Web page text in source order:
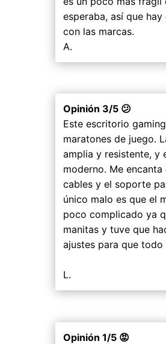
esperaba, así que
con las marcas.
A.
Opinión 3/5 😕
Este escritorio
maratones de juego.
amplia y resistente, y
moderno. Me
cables y el soporte
único malo es que el
poco complicado ya
manitas y tuve que
ajustes para que todo
L.
Opinión 1/5 😡